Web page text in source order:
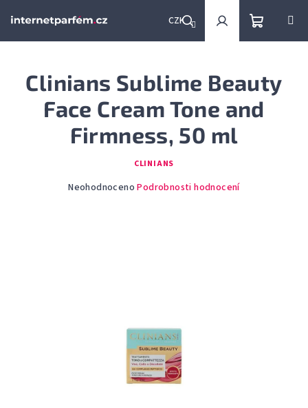
CZK
Hledat PřihlášeníNákupní
košík
Clinians Sublime Beauty
Face Cream Tone and
Firmness, 50 ml
CLINIANS
Průměrné
Neohodnoceno Podrobnosti hodnocení